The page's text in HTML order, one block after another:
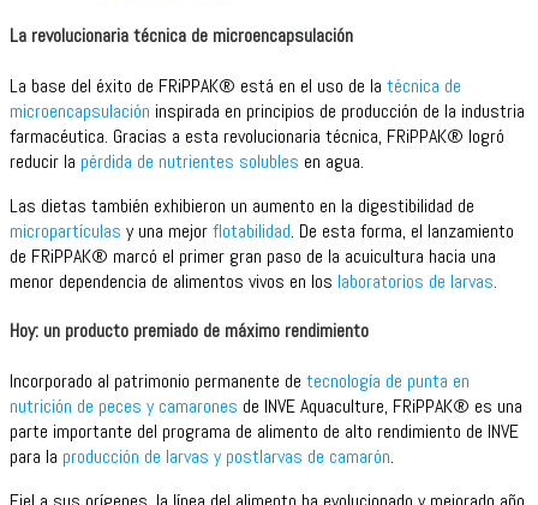
La revolucionaria técnica de microencapsulación
La base del éxito de FRiPPAK® está en el uso de la técnica de
microencapsulación inspirada en principios de producción de la industria
farmacéutica. Gracias a esta revolucionaria técnica, FRiPPAK® logró
reducir la pérdida de nutrientes solubles en agua.
Las dietas también exhibieron un aumento en la digestibilidad de
micropartículas y una mejorflotabilidad. De esta forma, el lanzamiento
de FRiPPAK® marcó el primer gran paso de la acuicultura hacia una
menor dependencia de alimentos vivos en los laboratorios de larvas.
Hoy: un producto premiado de máximo rendimiento
Incorporado al patrimonio permanente de tecnología de punta en
nutrición de peces y camarones de INVE Aquaculture, FRiPPAK® es una
parte importante del programa de alimento de alto rendimiento de INVE
para la producción de larvas y postlarvas de camarón.